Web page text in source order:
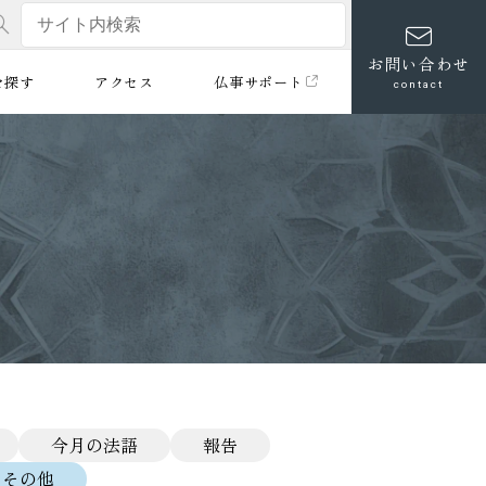
探す アクセス 仏事サポート
お問い合わせ
contact
今月の法語
報告
その他